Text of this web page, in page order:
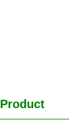
Product